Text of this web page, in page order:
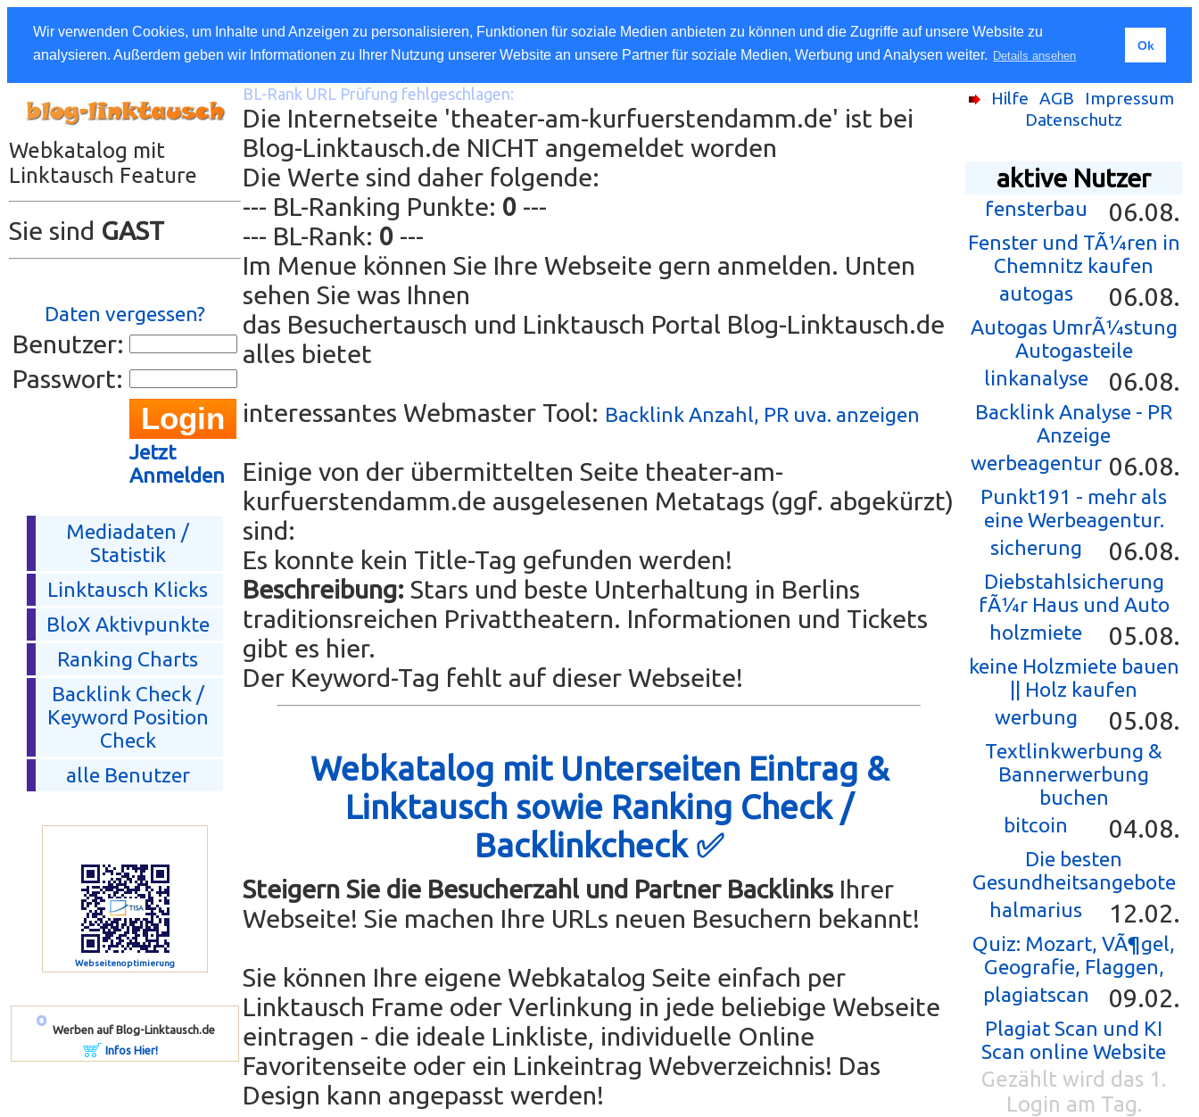
Wir verwenden Cookies, um Inhalte und Anzeigen zu personalisieren, Funktionen für soziale Medien anbieten zu können und die Zugriffe auf unsere Website zu
analysieren. Außerdem geben wir Informationen zu Ihrer Nutzung unserer Website an unsere Partner für soziale Medien, Werbung und Analysen weiter. Details ansehen
Ok
Webkatalog mit
Linktausch Feature
Sie sind GAST
Daten vergessen?
Benutzer:
Passwort:
Jetzt
Anmelden
Mediadaten /
Statistik
Linktausch Klicks
BloX Aktivpunkte
Ranking Charts
Backlink Check /
Keyword Position
Check
alle Benutzer
Webseitenoptimierung
º Werben auf Blog-Linktausch.de
Infos Hier!
BL-Rank URL Prüfung fehlgeschlagen:
Die Internetseite 'theater-am-kurfuerstendamm.de' ist bei
Blog-Linktausch.de NICHT angemeldet worden
Die Werte sind daher folgende:
--- BL-Ranking Punkte: 0 ---
--- BL-Rank: 0 ---
Im Menue können Sie Ihre Webseite gern anmelden. Unten
sehen Sie was Ihnen
das Besuchertausch und Linktausch Portal Blog-Linktausch.de
alles bietet
interessantes Webmaster Tool: Backlink Anzahl, PR uva. anzeigen
Einige von der übermittelten Seite theater-am-
kurfuerstendamm.de ausgelesenen Metatags (ggf. abgekürzt)
sind:
Es konnte kein Title-Tag gefunden werden!
Beschreibung: Stars und beste Unterhaltung in Berlins
traditionsreichen Privattheatern. Informationen und Tickets
gibt es hier.
Der Keyword-Tag fehlt auf dieser Webseite!
Webkatalog mit Unterseiten Eintrag &
Linktausch sowie Ranking Check /
Backlinkcheck ✅
Steigern Sie die Besucherzahl und Partner BacklinksIhrer
Webseite! Sie machen Ihre URLs neuen Besuchern bekannt!
Sie können Ihre eigene Webkatalog Seite einfach per
Linktausch Frame oder Verlinkung in jede beliebige Webseite
eintragen - die ideale Linkliste, individuelle Online
Favoritenseite oder ein Linkeintrag Webverzeichnis! Das
Design kann angepasst werden!
Hilfe AGB
Impressum
Datenschutz
aktive Nutzer
fensterbau 06.08.
Fenster und TÃ¼ren in
Chemnitz kaufen
autogas
06.08.
Autogas UmrÃ¼stung
Autogasteile
linkanalyse
06.08.
Backlink Analyse - PR
Anzeige
werbeagentur 06.08.
Punkt191 - mehr als
eine Werbeagentur.
sicherung
06.08.
Diebstahlsicherung
fÃ¼r Haus und Auto
holzmiete
05.08.
keine Holzmiete bauen
|| Holz kaufen
werbung
05.08.
Textlinkwerbung &
Bannerwerbung
buchen
bitcoin
04.08.
Die besten
Gesundheitsangebote
halmarius
12.02.
Quiz: Mozart, VÃ¶gel,
Geografie, Flaggen,
plagiatscan
09.02.
Plagiat Scan und KI
Scan online Website
Gezählt wird das 1.
Login am Tag.